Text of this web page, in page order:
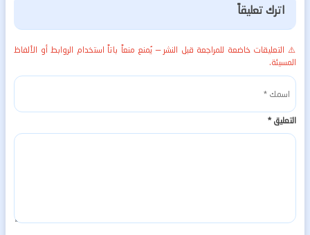
اترك تعليقاً
⚠️ التعليقات خاضعة للمراجعة قبل النشر — يُمنع منعاً باتاً استخدام الروابط أو الألفاظ
المسيئة.
التعليق*